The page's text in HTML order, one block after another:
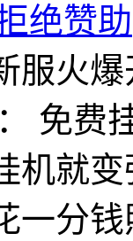
绝赞助
服火
免费
机就
一分